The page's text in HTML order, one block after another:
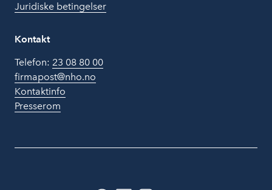
Juridiske betingelser
Kontakt
Telefon: 23 08 80 00
firmapost@nho.no
Kontaktinfo
Presserom